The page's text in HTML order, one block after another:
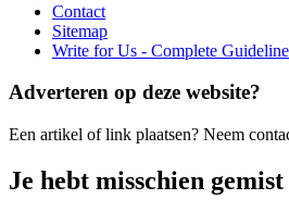
Contact
Sitemap
Write for Us - Complete
Adverteren op deze website?
Een artikel of link plaatsen? Neem
Je hebt misschien gemist